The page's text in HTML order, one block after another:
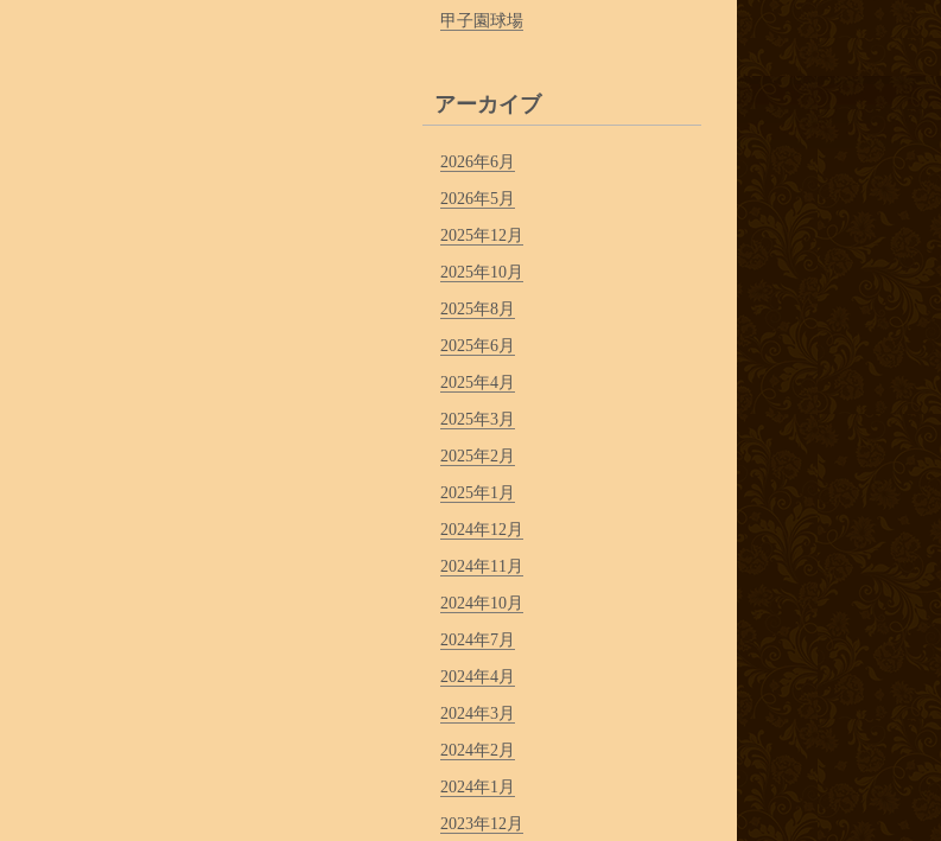
甲子園球場
アーカイブ
2026年6月
2026年5月
2025年12月
2025年10月
2025年8月
2025年6月
2025年4月
2025年3月
2025年2月
2025年1月
2024年12月
2024年11月
2024年10月
2024年7月
2024年4月
2024年3月
2024年2月
2024年1月
2023年12月